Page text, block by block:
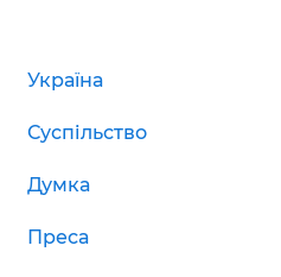
Україна
Суспільство
Думка
Преса